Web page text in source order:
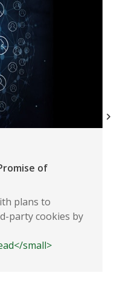
of
plans to
party cookies by
small>